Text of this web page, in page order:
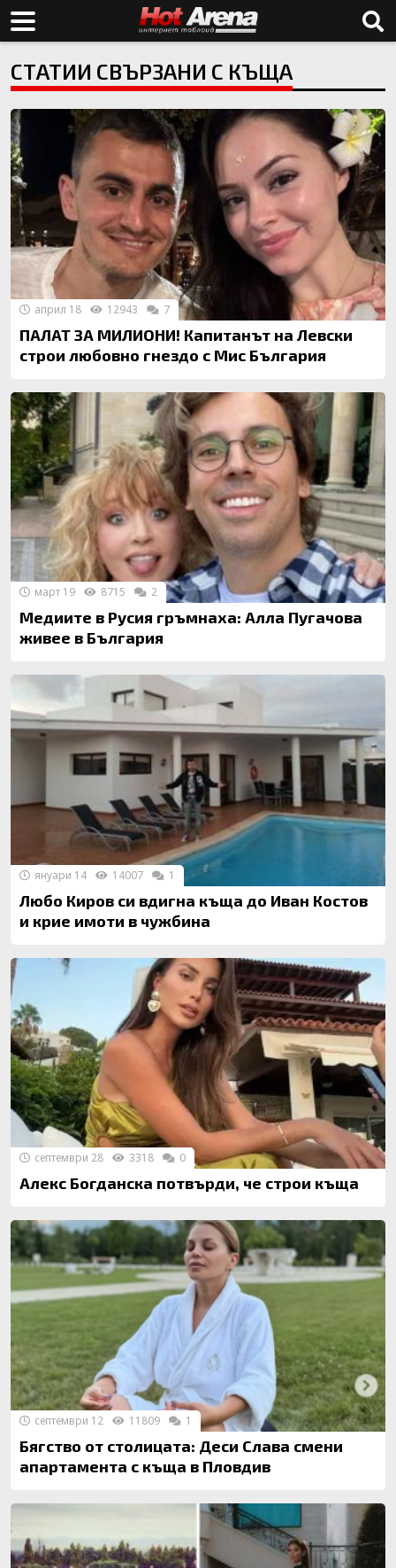
СТАТИИ СВЪРЗАНИ С КЪЩА
ПАЛАТ ЗА МИЛИОНИ! Капитанът на Левски
строи любовно гнездо с Мис България
април 18 12943 7
Медиите в Русия гръмнаха: Алла Пугачова
живее в България
март 19 8715 2
Любо Киров си вдигна къща до Иван Костов
и крие имоти в чужбина
януари 14 14007 1
Алекс Богданска потвърди, че строи къща
септември 28 3318 0
Бягство от столицата: Деси Слава смени
апартамента с къща в Пловдив
септември 12 11809 1